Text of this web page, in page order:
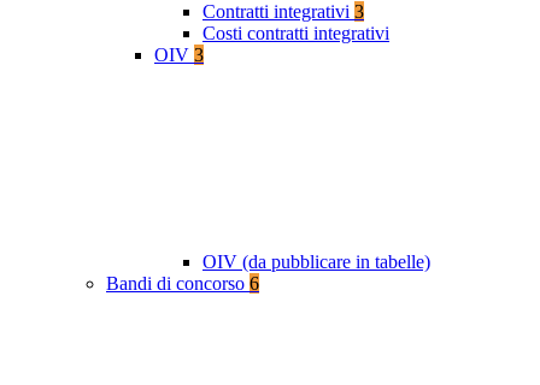
Contratti integrativi 3
Costi contratti integrativi
OIV 3
OIV (da pubblicare in tabelle)
Bandi di concorso 6